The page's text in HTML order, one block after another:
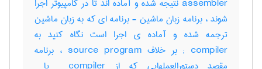
assembler نتیجه شده و آماده اند تا در کامپیوتر اجرا
شوند ، برنامه زبان ماشین - برنامه ای که به زبان ماشین
ترجمه شده و آماده ی اجرا است نگاه کنید به
compiler ; بر خلاف source program ، برنامه